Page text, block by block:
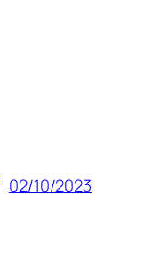
02/10/2023